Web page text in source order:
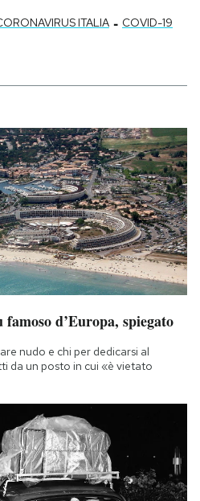
ITALIA - COVID-19
d’Europa, spiegato
nudo e chi per dedicarsi al
da un posto in cui «è vietato